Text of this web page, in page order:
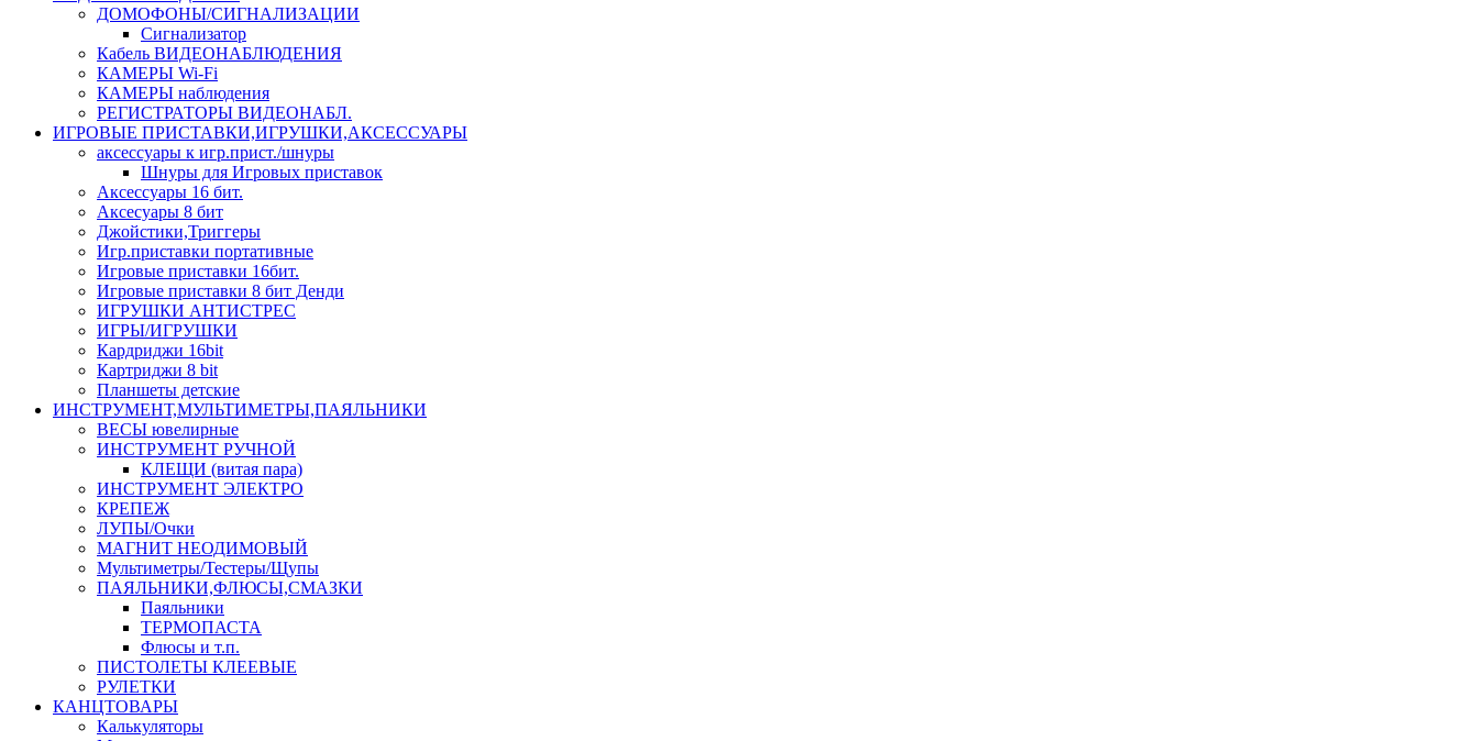
ДОМОФОНЫ/СИГНАЛИЗАЦИИ
Сигнализатор
Кабель ВИДЕОНАБЛЮДЕНИЯ
КАМЕРЫ Wi-Fi
КАМЕРЫ наблюдения
РЕГИСТРАТОРЫ ВИДЕОНАБЛ.
ИГРОВЫЕ ПРИСТАВКИ,ИГРУШКИ,АКСЕССУАРЫ
аксесcуары к игр.прист./шнуры
Шнуры для Игровых приставок
Аксессуары 16 бит.
Аксесуары 8 бит
Джойстики,Триггеры
Игр.приставки портативные
Игровые приставки 16бит.
Игровые приставки 8 бит Денди
ИГРУШКИ АНТИСТРЕС
ИГРЫ/ИГРУШКИ
Кардриджи 16bit
Картриджи 8 bit
Планшеты детские
ИНСТРУМЕНТ,МУЛЬТИМЕТРЫ,ПАЯЛЬНИКИ
ВЕСЫ ювелирные
ИНСТРУМЕНТ РУЧНОЙ
КЛЕЩИ (витая пара)
ИНСТРУМЕНТ ЭЛЕКТРО
КРЕПЕЖ
ЛУПЫ/Очки
МАГНИТ НЕОДИМОВЫЙ
Мультиметры/Тестеры/Щупы
ПАЯЛЬНИКИ,ФЛЮСЫ,СМАЗКИ
Паяльники
ТЕРМОПАСТА
Флюсы и т.п.
ПИСТОЛЕТЫ КЛЕЕВЫЕ
РУЛЕТКИ
КАНЦТОВАРЫ
Калькуляторы